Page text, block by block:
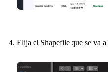
Elija el Shapefile que se va a